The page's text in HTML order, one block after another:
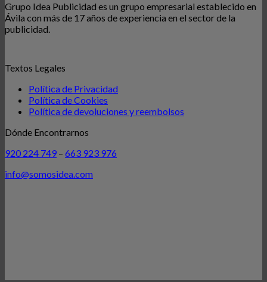
Grupo Idea Publicidad es un grupo empresarial establecido en
Ávila con más de 17 años de experiencia en el sector de la
publicidad.
Textos Legales
Política de Privacidad
Política de Cookies
Política de devoluciones y reembolsos
Dónde Encontrarnos
920 224 749 – 663 923 976
info@somosidea.com